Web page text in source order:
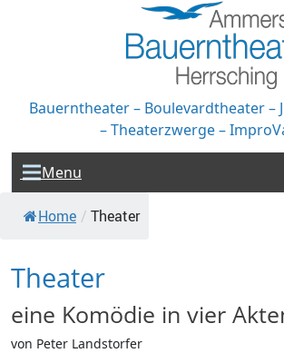
Bauerntheater – Boulevardtheater –
– Theaterzwerge –
Menu
Home / Theater
Theater
eine Komödie in vier
von Peter Landstorfer